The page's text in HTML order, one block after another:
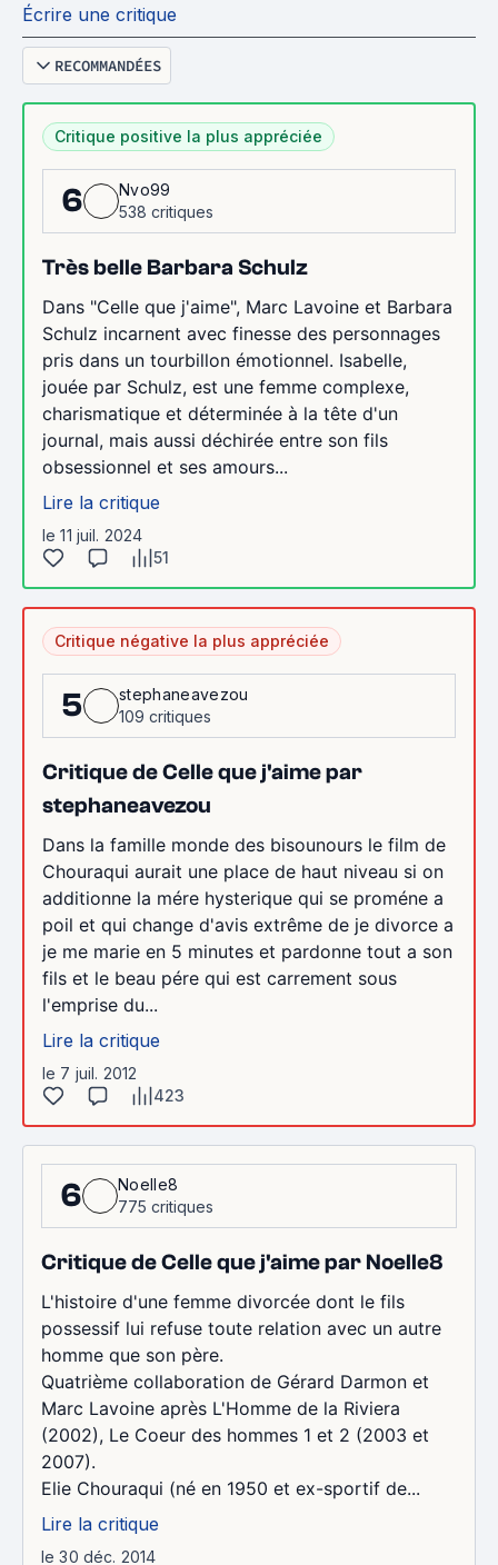
Écrire une critique
RECOMMANDÉES
Critique positive la plus appréciée
6
Nvo99
538 critiques
Très belle Barbara Schulz
Dans "Celle que j'aime", Marc Lavoine et Barbara
Schulz incarnent avec finesse des personnages
pris dans un tourbillon émotionnel. Isabelle,
jouée par Schulz, est une femme complexe,
charismatique et déterminée à la tête d'un
journal, mais aussi déchirée entre son fils
obsessionnel et ses amours...
Lire la critique
le 11 juil. 2024
51
Critique négative la plus appréciée
5
stephaneavezou
109 critiques
Critique de Celle que j'aime par
stephaneavezou
Dans la famille monde des bisounours le film de
Chouraqui aurait une place de haut niveau si on
additionne la mére hysterique qui se proméne a
poil et qui change d'avis extrême de je divorce a
je me marie en 5 minutes et pardonne tout a son
fils et le beau pére qui est carrement sous
l'emprise du...
Lire la critique
le 7 juil. 2012
423
6
Noelle8
775 critiques
Critique de Celle que j'aime par Noelle8
L'histoire d'une femme divorcée dont le fils
possessif lui refuse toute relation avec un autre
homme que son père.
Quatrième collaboration de Gérard Darmon et
Marc Lavoine après L'Homme de la Riviera
(2002), Le Coeur des hommes 1 et 2 (2003 et
2007).
Elie Chouraqui (né en 1950 et ex-sportif de...
Lire la critique
le 30 déc. 2014